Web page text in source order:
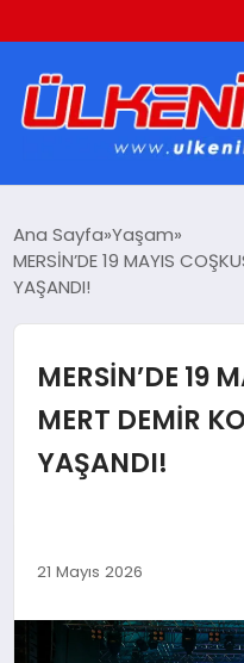
EKONOMI
SAĞLIK
TEKNOLOJI
Ana Sayfa Yaşam
MERSİN’DE 19 MAYIS
YAŞANDI!
MERSİN’DE 19
MERT DEMİR
YAŞANDI!
21 Mayıs 2026